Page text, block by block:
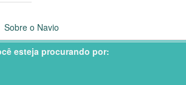
Sobre o Navio
esteja procurando por: